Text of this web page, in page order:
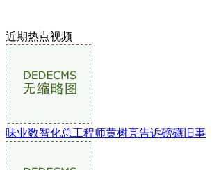
近期热点视频
味业数智化总工程师黄树亮告诉磅礴旧事